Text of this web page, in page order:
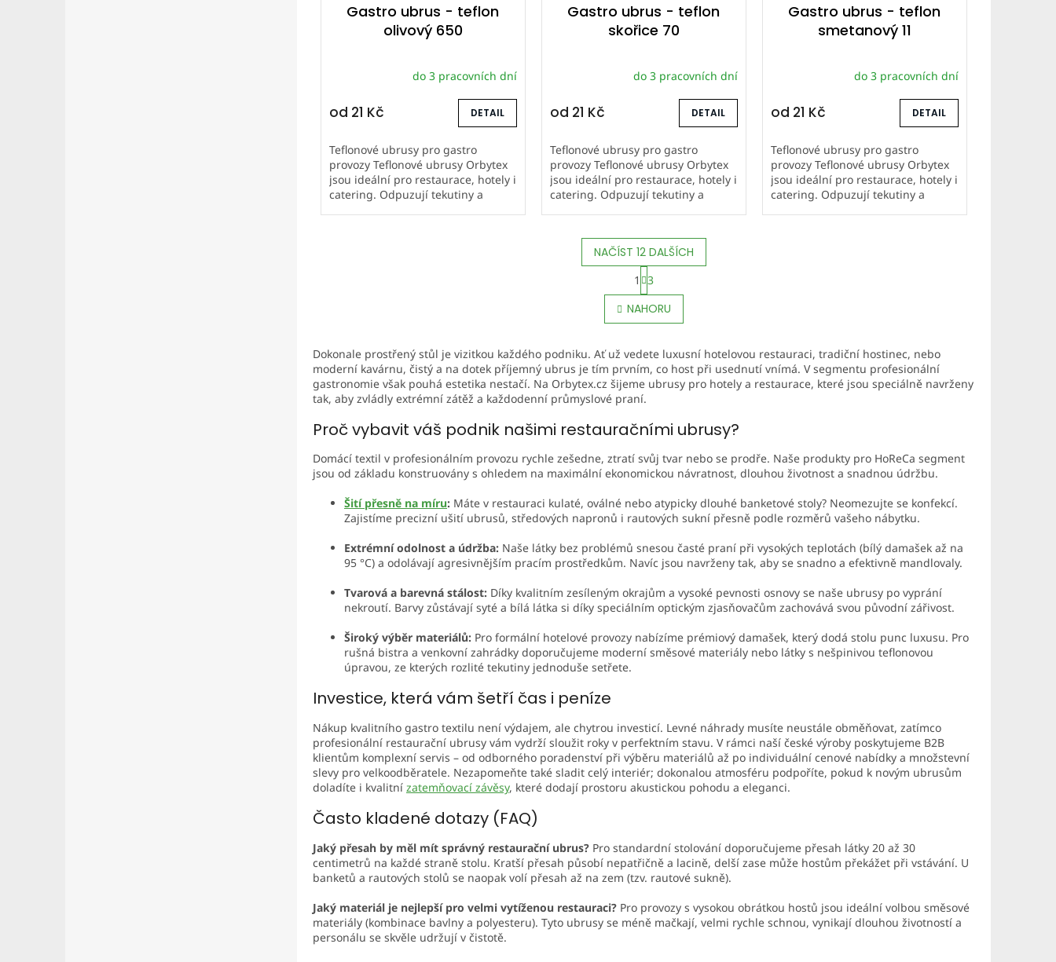
Gastro ubrus - teflon
olivový 650
do 3 pracovních dní
od 21 Kč DETAIL
Teflonové ubrusy pro gastro
provozy Teflonové ubrusy Orbytex
jsou ideální pro restaurace, hotely i
catering. Odpuzují tekutiny a
Gastro ubrus - teflon
skořice 70
do 3 pracovních dní
od 21 Kč DETAIL
Teflonové ubrusy pro gastro
provozy Teflonové ubrusy Orbytex
jsou ideální pro restaurace, hotely i
catering. Odpuzují tekutiny a
Gastro ubrus - teflon
smetanový 11
do 3 pracovních dní
od 21 Kč DETAIL
Teflonové ubrusy pro gastro
provozy Teflonové ubrusy Orbytex
jsou ideální pro restaurace, hotely i
catering. Odpuzují tekutiny a
O
v
d
a
c
í
p
v
y
v
p
i
u
NAČÍST 12 DALŠÍCH
S
t
r
á
n
o
v
á
n
í
1 3
NAHORU
Dokonale prostřený stůl je vizitkou každého podniku. Ať už vedete luxusní hotelovou restauraci, tradiční hostinec, nebo
moderní kavárnu, čistý a na dotek příjemný ubrus je tím prvním, co host při usednutí vnímá. V segmentu profesionální
gastronomie však pouhá estetika nestačí. Na Orbytex.cz šijeme ubrusy pro hotely a restaurace, které jsou speciálně navrženy
tak, aby zvládly extrémní zátěž a každodenní průmyslové praní.
Proč vybavit váš podnik našimi restauračními ubrusy?
Domácí textil v profesionálním provozu rychle zešedne, ztratí svůj tvar nebo se prodře. Naše produkty pro HoReCa segment
jsou od základu konstruovány s ohledem na maximální ekonomickou návratnost, dlouhou životnost a snadnou údržbu.
Šití přesně na míru: Máte v restauraci kulaté, oválné nebo atypicky dlouhé banketové stoly? Neomezujte se konfekcí.
Zajistíme precizní ušití ubrusů, středových napronů i rautových sukní přesně podle rozměrů vašeho nábytku.
Extrémní odolnost a údržba: Naše látky bez problémů snesou časté praní při vysokých teplotách (bílý damašek až na
95 °C) a odolávají agresivnějším pracím prostředkům. Navíc jsou navrženy tak, aby se snadno a efektivně mandlovaly.
Tvarová a barevná stálost: Díky kvalitním zesíleným okrajům a vysoké pevnosti osnovy se naše ubrusy po vyprání
nekroutí. Barvy zůstávají syté a bílá látka si díky speciálním optickým zjasňovačům zachovává svou původní zářivost.
Široký výběr materiálů: Pro formální hotelové provozy nabízíme prémiový damašek, který dodá stolu punc luxusu. Pro
rušná bistra a venkovní zahrádky doporučujeme moderní směsové materiály nebo látky s nešpinivou teflonovou
úpravou, ze kterých rozlité tekutiny jednoduše setřete.
Investice, která vám šetří čas i peníze
Nákup kvalitního gastro textilu není výdajem, ale chytrou investicí. Levné náhrady musíte neustále obměňovat, zatímco
profesionální restaurační ubrusy vám vydrží sloužit roky v perfektním stavu. V rámci naší české výroby poskytujeme B2B
klientům komplexní servis – od odborného poradenství při výběru materiálů až po individuální cenové nabídky a množstevní
slevy pro velkoodběratele. Nezapomeňte také sladit celý interiér; dokonalou atmosféru podpoříte, pokud k novým ubrusům
doladíte i kvalitní zatemňovací závěsy, které dodají prostoru akustickou pohodu a eleganci.
Často kladené dotazy (FAQ)
Jaký přesah by měl mít správný restaurační ubrus? Pro standardní stolování doporučujeme přesah látky 20 až 30
centimetrů na každé straně stolu. Kratší přesah působí nepatřičně a lacině, delší zase může hostům překážet při vstávání. U
banketů a rautových stolů se naopak volí přesah až na zem (tzv. rautové sukně).
Jaký materiál je nejlepší pro velmi vytíženou restauraci? Pro provozy s vysokou obrátkou hostů jsou ideální volbou směsové
materiály (kombinace bavlny a polyesteru). Tyto ubrusy se méně mačkají, velmi rychle schnou, vynikají dlouhou životností a
personálu se skvěle udržují v čistotě.